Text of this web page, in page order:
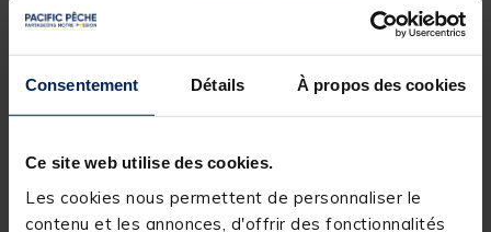
Consentement Détails À propos des cookies
Ce site web utilise des cookies.
Les cookies nous permettent de personnaliser le
contenu et les annonces, d'offrir des fonctionnalités
OVERFIGHT
10kg 25mm
(5)